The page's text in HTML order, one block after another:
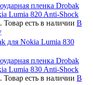
пленка Drobak
Lumia 820 Anti-Shock
Товар есть в наличии В
для Nokia Lumia 830
пленка Drobak
Lumia 830 Anti-Shock
Товар есть в наличии В